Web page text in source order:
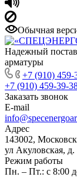
Обычная
Надежный
арматуры
+7 (910) 459-
+7 (910) 459-39-
Заказать звонок
E-mail
Адрес
143002,
ул Акуловская,
Режим работы
Пн. – Пт.: с 8:00